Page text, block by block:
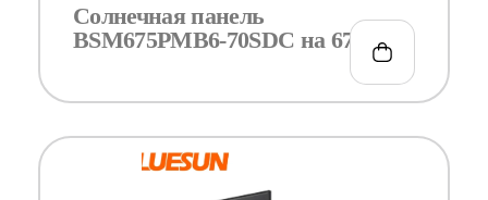
Солнечная панель
BSM675PMB6-70SDC на 675Вт